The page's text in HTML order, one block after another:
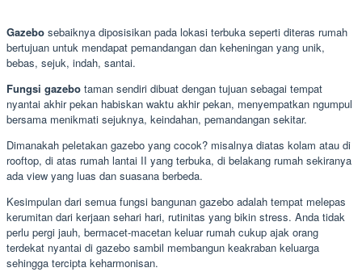
Gazebo sebaiknya diposisikan pada lokasi terbuka seperti diteras rumah
bertujuan untuk mendapat pemandangan dan keheningan yang unik,
bebas, sejuk, indah, santai.
Fungsi gazebo taman sendiri dibuat dengan tujuan sebagai tempat
nyantai akhir pekan habiskan waktu akhir pekan, menyempatkan ngumpul
bersama menikmati sejuknya, keindahan, pemandangan sekitar.
Dimanakah peletakan gazebo yang cocok? misalnya diatas kolam atau di
rooftop, di atas rumah lantai II yang terbuka, di belakang rumah sekiranya
ada view yang luas dan suasana berbeda.
Kesimpulan dari semua fungsi bangunan gazebo adalah tempat melepas
kerumitan dari kerjaan sehari hari, rutinitas yang bikin stress. Anda tidak
perlu pergi jauh, bermacet-macetan keluar rumah cukup ajak orang
terdekat nyantai di gazebo sambil membangun keakraban keluarga
sehingga tercipta keharmonisan.